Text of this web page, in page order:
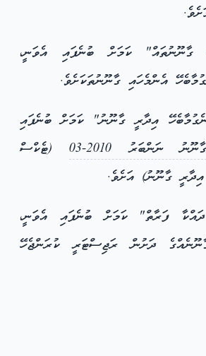
ގާނޫނުތައް" ކަމަށް ބުނެފައި އެވަނީ،
އެންމެހައި ގާނޫނުތަކަށެވެ.
އިދާރީ ގާނޫނު" ކަމަށް ބުނެފައި
ގާނޫނު ނަންބަރު 2010-03
(ޓެކްސް
ގާނޫނު) އަށެވެ.
ފަރާތް" ކަމަށް ބުނެފައި އެވަނީ،
ދަށުން ރަޖިސްޓަރީ ކުރަންޖެހޭ